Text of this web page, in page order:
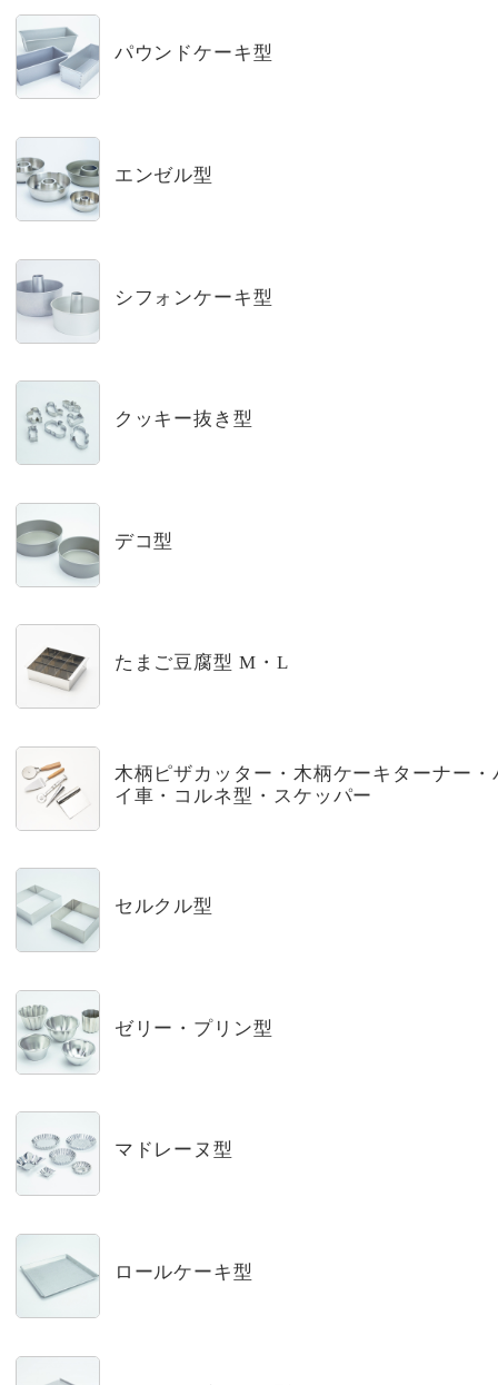
パウンドケーキ型
エンゼル型
シフォンケーキ型
クッキー抜き型
デコ型
たまご豆腐型 M・L
木柄ピザカッター・木柄ケーキターナー・
イ車・コルネ型・スケッパー
セルクル型
ゼリー・プリン型
マドレーヌ型
ロールケーキ型